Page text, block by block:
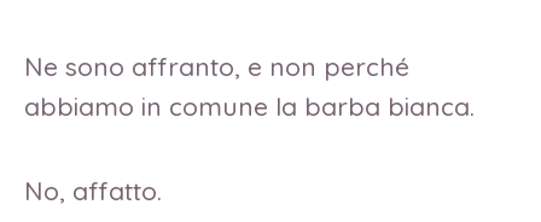
Ne sono affranto, e non perché
abbiamo in comune la barba bianca.
No, affatto.